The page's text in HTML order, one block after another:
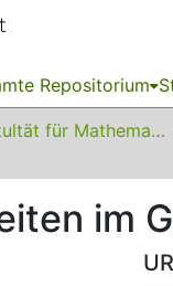
Repositorium
01 Fakultät für Mathematik
im